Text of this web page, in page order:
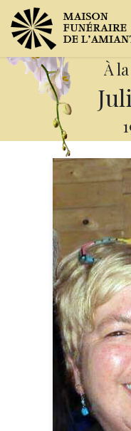
À